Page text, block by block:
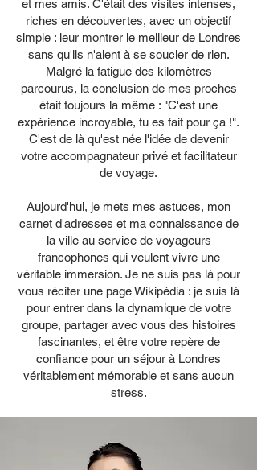
et mes amis. C'était des visites intenses,
riches en découvertes, avec un objectif
simple : leur montrer le meilleur de Londres
sans qu'ils n'aient à se soucier de rien.
Malgré la fatigue des kilomètres
parcourus, la conclusion de mes proches
était toujours la même : "C'est une
expérience incroyable, tu es fait pour ça !".
C'est de là qu'est née l'idée de devenir
votre accompagnateur privé et facilitateur
de voyage.
Aujourd'hui, je mets mes astuces, mon
carnet d'adresses et ma connaissance de
la ville au service de voyageurs
francophones qui veulent vivre une
véritable immersion. Je ne suis pas là pour
vous réciter une page Wikipédia : je suis là
pour entrer dans la dynamique de votre
groupe, partager avec vous des histoires
fascinantes, et être votre repère de
confiance pour un séjour à Londres
véritablement mémorable et sans aucun
stress.